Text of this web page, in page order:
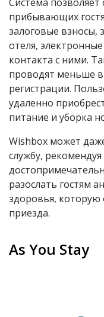
прибывающих
залоговые взносы,
отеля,
контакта с ними.
проводят меньше
регистрации.
удаленно
питание и уборка
Wishbox может
службу,
разослать гостям
здоровья,
приезда.
As You Stay